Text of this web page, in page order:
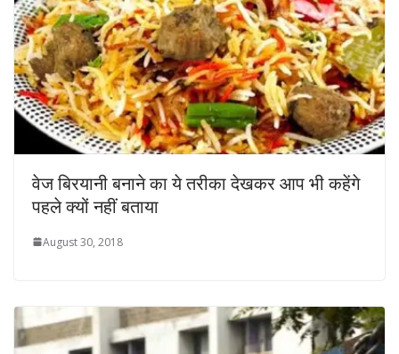
वेज बिरयानी बनाने का ये तरीका देखकर आप भी कहेंगे
पहले क्‍यों नहीं बताया
August 30, 2018